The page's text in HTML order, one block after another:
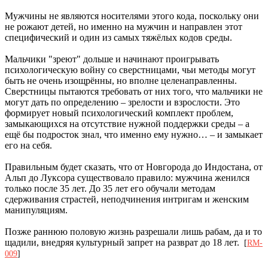
Мужчины не являются носителями этого кода, поскольку они
не рожают детей, но именно на мужчин и направлен этот
специфический и один из самых тяжёлых кодов среды.
Мальчики "зреют" дольше и начинают проигрывать
психологическую войну со сверстницами, чьи методы могут
быть не очень изощрённы, но вполне целенаправленны.
Сверстницы пытаются требовать от них того, что мальчики не
могут дать по определению – зрелости и взрослости. Это
формирует новый психологический комплект проблем,
замыкающихся на отсутствие нужной поддержки среды – а
ещё бы подросток знал, что именно ему нужно… – и замыкает
его на себя.
Правильным будет сказать, что от Новгорода до Индостана, от
Альп до Луксора существовало правило: мужчина женился
только после 35 лет. До 35 лет его обучали методам
сдерживания страстей, неподчинения интригам и женским
манипуляциям.
Позже раннюю половую жизнь разрешали лишь рабам, да и то
щадили, внедряя культурный запрет на разврат до 18 лет.
[RM-
009]